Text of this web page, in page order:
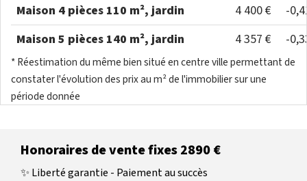
Maison 4 pièces 110 m², jardin
4 400 €
-
Maison 5 pièces 140 m², jardin
4 357 € -
* Réestimation du même bien situé en centre ville permettant de
constater l'évolution des prix au m² de l'immobilier sur une
période donnée
Honoraires de vente fixes 2890 €
✨ Liberté garantie - Paiement au succès